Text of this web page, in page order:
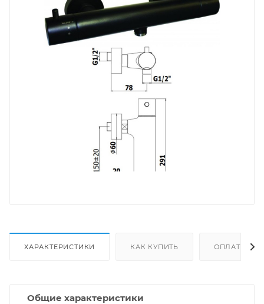
ХАРАКТЕРИСТИКИ КАК КУПИТЬ ОПЛАТА
Общие характеристики